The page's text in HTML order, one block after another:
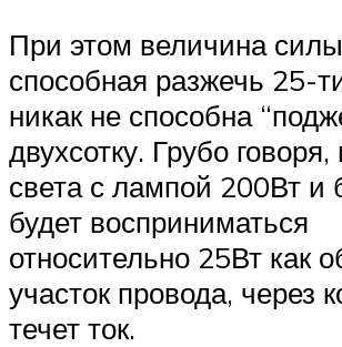
При этом величина
способная разжечь 25-
никак не способна
двухсотку. Грубо говоря,
света с лампой 200Вт и
будет восприниматься
относительно 25Вт как
участок провода, через
течет ток.